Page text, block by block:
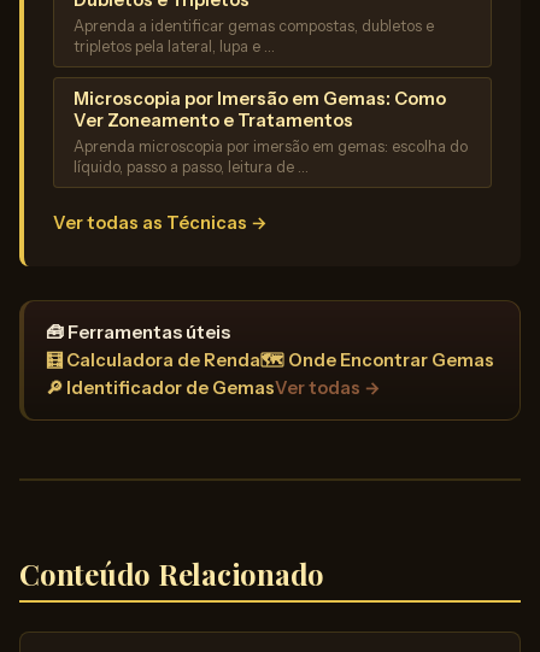
Aprenda a identificar gemas compostas, dubletos e
tripletos pela lateral, lupa e …
Microscopia por Imersão em Gemas: Como
Ver Zoneamento e Tratamentos
Aprenda microscopia por imersão em gemas: escolha do
líquido, passo a passo, leitura de …
Ver todas as Técnicas →
🧰 Ferramentas úteis
🧮 Calculadora de Renda🗺️ Onde Encontrar Gemas
🔎 Identificador de GemasVer todas →
Conteúdo Relacionado